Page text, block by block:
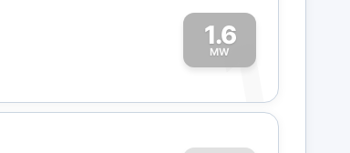
1.6
MW
1